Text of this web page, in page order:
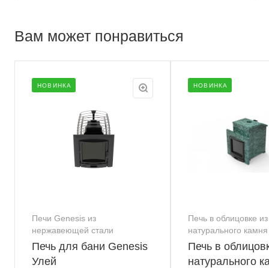
Вам может понравиться
НОВИНКА
Печи Genesis из
нержавеющей стали
Печь для бани Genesis
Улей
НОВИНКА
Печь в облицовке из
натурального камня
Печь в
натурального